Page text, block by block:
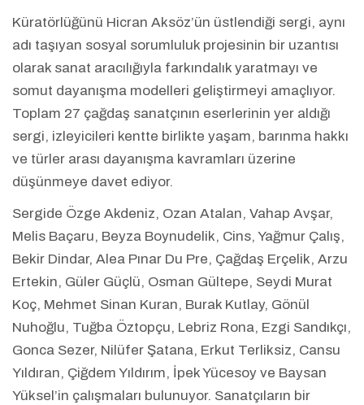
Küratörlüğünü Hicran Aksöz’ün üstlendiği sergi, aynı
adı taşıyan sosyal sorumluluk projesinin bir uzantısı
olarak sanat aracılığıyla farkındalık yaratmayı ve
somut dayanışma modelleri geliştirmeyi amaçlıyor.
Toplam 27 çağdaş sanatçının eserlerinin yer aldığı
sergi, izleyicileri kentte birlikte yaşam, barınma hakkı
ve türler arası dayanışma kavramları üzerine
düşünmeye davet ediyor.
Sergide Özge Akdeniz, Ozan Atalan, Vahap Avşar,
Melis Baçaru, Beyza Boynudelik, Cins, Yağmur Çalış,
Bekir Dindar, Alea Pınar Du Pre, Çağdaş Erçelik, Arzu
Ertekin, Güler Güçlü, Osman Gültepe, Seydi Murat
Koç, Mehmet Sinan Kuran, Burak Kutlay, Gönül
Nuhoğlu, Tuğba Öztopçu, Lebriz Rona, Ezgi Sandıkçı,
Gonca Sezer, Nilüfer Şatana, Erkut Terliksiz, Cansu
Yıldıran, Çiğdem Yıldırım, İpek Yücesoy ve Baysan
Yüksel’in çalışmaları bulunuyor. Sanatçıların bir